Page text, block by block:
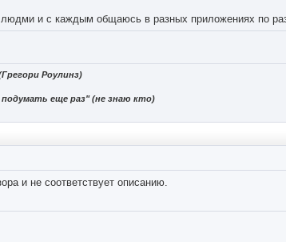
и с каждым общаюсь в разных приложениях по
Роулинз)
еще раз" (не знаю кто)
и не соответствует описанию.